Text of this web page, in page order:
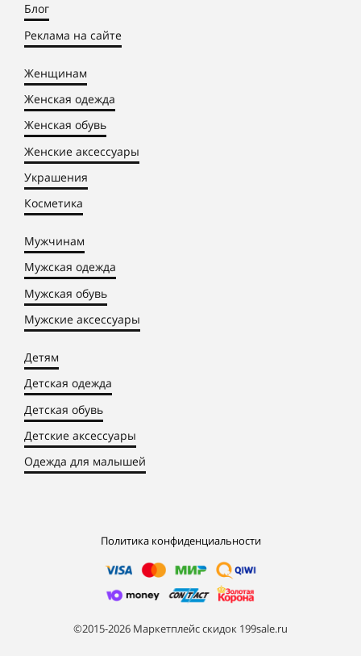
Блог
Реклама на сайте
Женщинам
Женская одежда
Женская обувь
Женские аксессуары
Украшения
Косметика
Мужчинам
Мужская одежда
Мужская обувь
Мужские аксессуары
Детям
Детская одежда
Детская обувь
Детские аксессуары
Одежда для малышей
Политика конфиденциальности
©2015-2026 Маркетплейс скидок 199sale.ru